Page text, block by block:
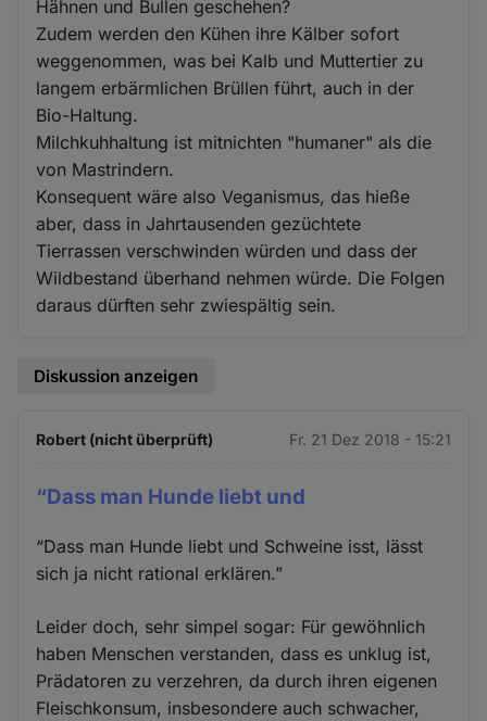
Hähnen und Bullen geschehen?
Zudem werden den Kühen ihre Kälber sofort
weggenommen, was bei Kalb und Muttertier zu
langem erbärmlichen Brüllen führt, auch in der
Bio-Haltung.
Milchkuhhaltung ist mitnichten "humaner" als die
von Mastrindern.
Konsequent wäre also Veganismus, das hieße
aber, dass in Jahrtausenden gezüchtete
Tierrassen verschwinden würden und dass der
Wildbestand überhand nehmen würde. Die Folgen
daraus dürften sehr zwiespältig sein.
Diskussion anzeigen
Robert (nicht überprüft) Fr. 21 Dez 2018 - 15:21
“Dass man Hunde liebt und
“Dass man Hunde liebt und Schweine isst, lässt
sich ja nicht rational erklären.”
Leider doch, sehr simpel sogar: Für gewöhnlich
haben Menschen verstanden, dass es unklug ist,
Prädatoren zu verzehren, da durch ihren eigenen
Fleischkonsum, insbesondere auch schwacher,